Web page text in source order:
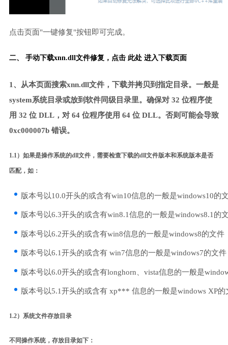
点击页面"一键修复"按钮即可完成。
二、 手动下载xnn.dll文件修复， 点击 此处 进入下载页面
1、从本页面搜索xnn.dll文件，下载并拷贝到指定目录。一般是
system系统目录或放到软件同级目录里。确保对 32 位程序使
用 32 位 DLL，对 64 位程序使用 64 位 DLL。否则可能会导致
0xc000007b 错误。
1.1）如果是操作系统的dll文件，需要检查下载的dll文件版本和系统版本是否
匹配，如：
版本号以10.0开头的或含有win10信息的一般是windows10的
版本号以6.3开头的或含有win8.1信息的一般是windows8.1的
版本号以6.2开头的或含有win8信息的一般是windows8的文件
版本号以6.1开头的或含有 win7信息的一般是windows7的文件
版本号以6.0开头的或含有longhorn、vista信息的一般是
版本号以5.1开头的或含有 xp*** 信息的一般是windows XP的
1.2）系统文件存放目录
不同操作系统，存放目录如下：